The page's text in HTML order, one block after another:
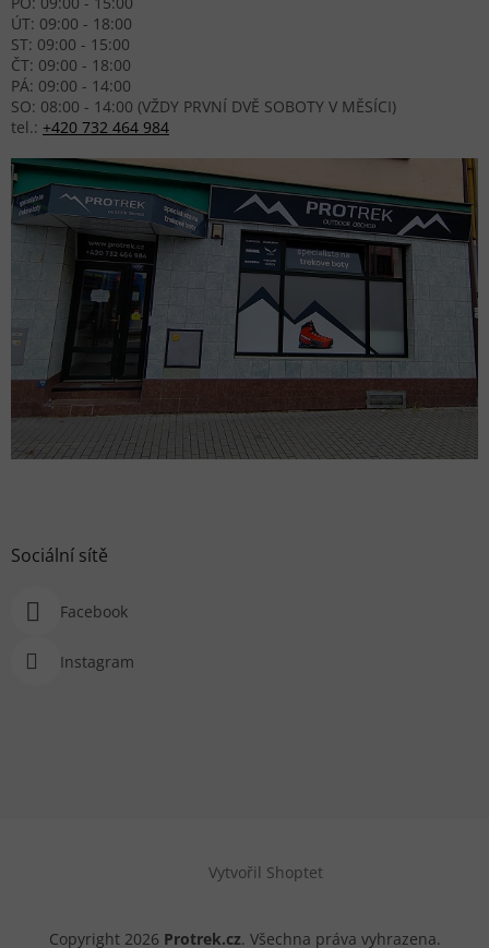
ÚT: 09:00 - 18:00
ST: 09:00 - 15:00
ČT: 09:00 - 18:00
PÁ: 09:00 - 14:00
SO: 08:00 - 14:00 (VŽDY PRVNÍ DVĚ SOBOTY V MĚSÍCI)
tel.: +420 732 464 984
Sociální sítě
Facebook
Instagram
Vytvořil Shoptet
Copyright 2026 Protrek.cz. Všechna práva vyhrazena.